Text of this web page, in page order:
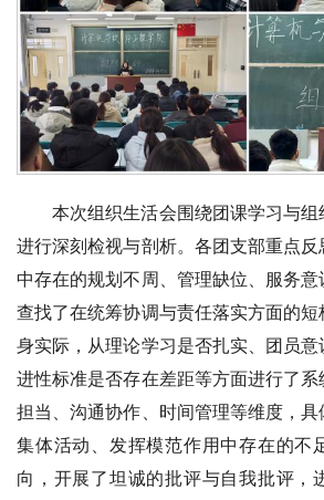
本次组织生活会围绕团课学习与组
进行深刻检视与剖析。各团支部重点
中存在的规划不周、管理缺位、服务意
查找了在统筹协调与责任落实方面的短
身实际，从理论学习是否扎实、团员
进性标准是否存在差距等方面进行了
担当、沟通协作、时间管理等维度，
集体活动、发挥模范作用中存在的不
向，开展了坦诚的批评与自我批评，